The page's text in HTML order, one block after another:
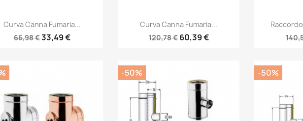
Anteprima
Curva Canna Fumaria...
66,98 €33,49 €
Anteprima
Curva Canna Fumaria...
120,78 € 60,39 €

-50% -50%